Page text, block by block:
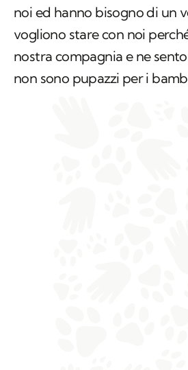
noi ed hanno bisogno di un
vogliono stare con noi
nostra compagnia e ne
non sono pupazzi per i